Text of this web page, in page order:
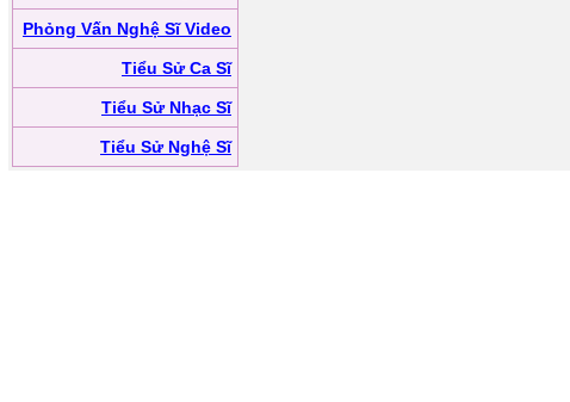
Phỏng Vấn Nghệ Sĩ Video
Tiểu Sử Ca Sĩ
Tiểu Sử Nhạc Sĩ
Tiểu Sử Nghệ Sĩ